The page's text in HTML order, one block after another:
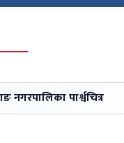
नगरपालिका पार्श्वचित्र